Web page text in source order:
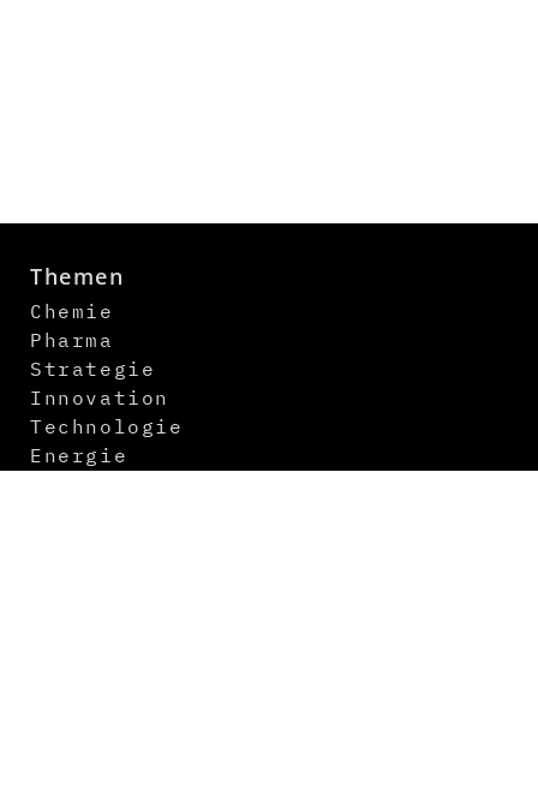
Themen
Chemie
Pharma
Strategie
Innovation
Technologie
Energie